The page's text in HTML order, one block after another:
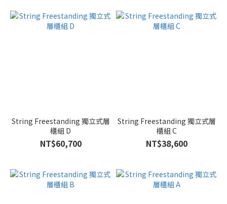
價格
String Freestanding 獨立式層
櫃組 D
NT$60,700
String Freestanding 獨立式層
櫃組 C
NT$38,600